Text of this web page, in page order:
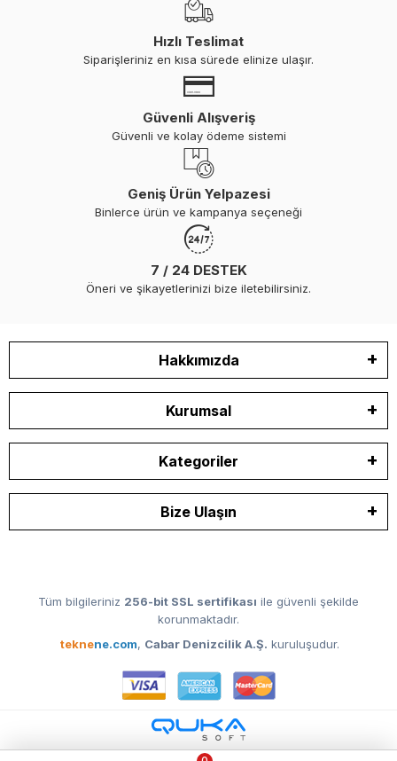
Hızlı Teslimat
Siparişleriniz en kısa sürede elinize ulaşır.
Güvenli Alışveriş
Güvenli ve kolay ödeme sistemi
Geniş Ürün Yelpazesi
Binlerce ürün ve kampanya seçeneği
7 / 24 DESTEK
Öneri ve şikayetlerinizi bize iletebilirsiniz.
Hakkımızda
Kurumsal
Kategoriler
Bize Ulaşın
Tüm bilgileriniz 256-bit SSL sertifikası ile güvenli şekilde
korunmaktadır.
teknene.com, Cabar Denizcilik A.Ş. kuruluşudur.